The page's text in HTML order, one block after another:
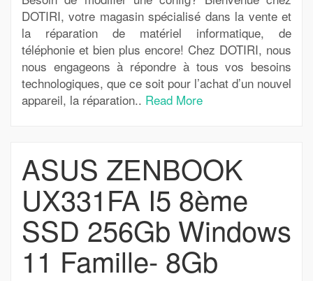
DOTIRI, votre magasin spécialisé dans la vente et
la réparation de matériel informatique, de
téléphonie et bien plus encore! Chez DOTIRI, nous
nous engageons à répondre à tous vos besoins
technologiques, que ce soit pour l’achat d’un nouvel
appareil, la réparation.. Read More
ASUS ZENBOOK
UX331FA I5 8ème
SSD 256Gb Windows
11 Famille- 8Gb